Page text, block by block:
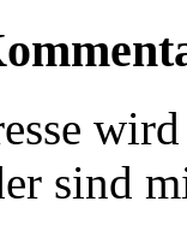
sind